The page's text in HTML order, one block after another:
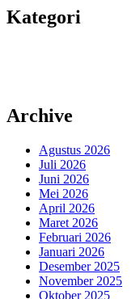
Kategori
Archive
Agustus 2026
Juli 2026
Juni 2026
Mei 2026
April 2026
Maret 2026
Februari 2026
Januari 2026
Desember 2025
November 2025
Oktober 2025